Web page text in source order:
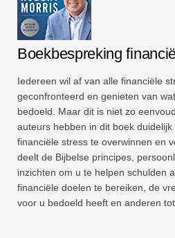
Boekbespreking
Iedereen wil af van alle financiële
geconfronteerd en genieten van
bedoeld. Maar dit is niet zo
auteurs hebben in dit boek
financiële stress te overwinnen en
deelt de Bijbelse principes,
inzichten om u te helpen schulden
financiële doelen te bereiken, de
voor u bedoeld heeft en anderen